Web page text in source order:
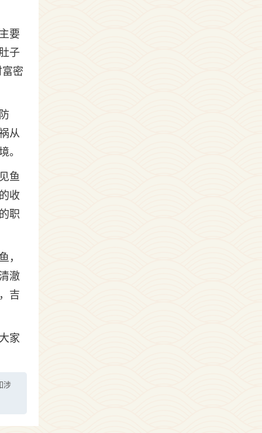
要
子
密
从
。
鱼
收
职
，
澈
吉
家
涉